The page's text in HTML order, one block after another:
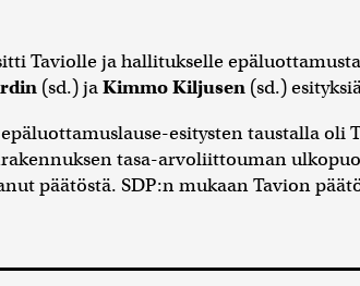
Taviolle ja hallitukselle
(sd.) jaKimmo Kiljusen (sd.)
esitysten taustalla oli
tasa-arvoliittouman
päätöstä. SDP:n mukaan Tavion